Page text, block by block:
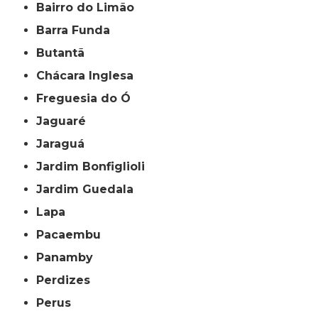
Bairro do Limão
Barra Funda
Butantã
Chácara Inglesa
Freguesia do Ó
Jaguaré
Jaraguá
Jardim Bonfiglioli
Jardim Guedala
Lapa
Pacaembu
Panamby
Perdizes
Perus